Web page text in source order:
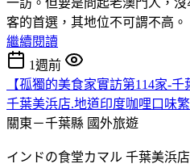
客的首選，其地位不可謂不高。
繼續閱讀
1週前
【孤獨的美食家實訪第114家-
千葉美浜店.地道印度咖哩口味
關東－千葉縣 國外旅遊
インドの食堂カマル 千葉美浜